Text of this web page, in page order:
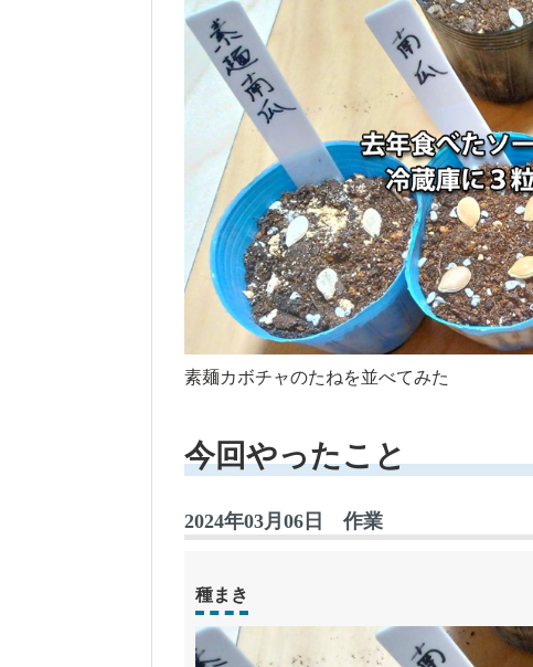
素麺カボチャのたねを並べてみた
今回やったこと
2024年03月06日 作業
種まき